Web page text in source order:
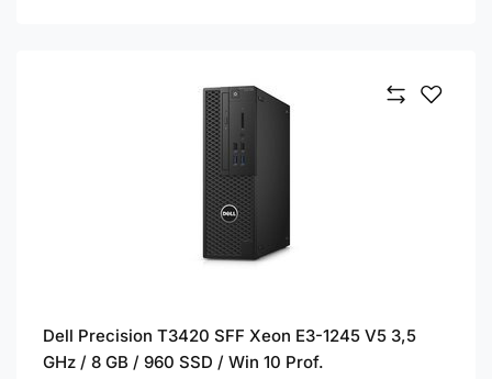
Dell Precision T3420 SFF Xeon E3-1245 V5 3,5
GHz / 8 GB / 960 SSD / Win 10 Prof.